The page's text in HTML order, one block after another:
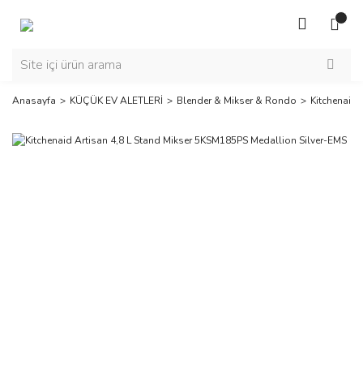
Anasayfa KÜÇÜK EV ALETLERİ Blender & Mikser & Rondo Kitchenaid